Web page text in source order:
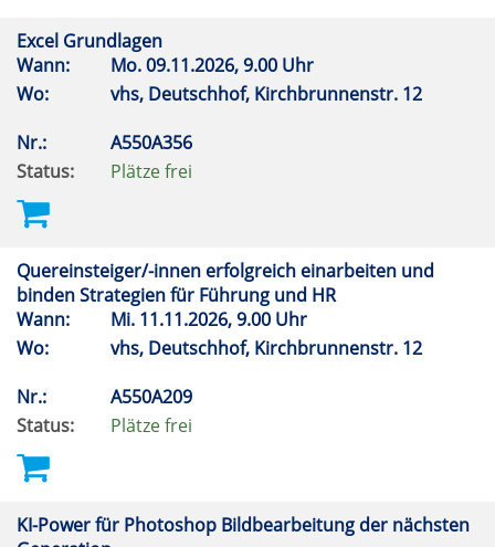
Excel Grundlagen
Wann:
Mo.09.11.2026, 9.00 Uhr
Wo:
vhs, Deutschhof, Kirchbrunnenstr. 12
Nr.:
A550A356
Status:
Plätze frei
Quereinsteiger/-innen erfolgreich einarbeiten und
binden Strategien für Führung und HR
Wann:
Mi. 11.11.2026, 9.00 Uhr
Wo:
vhs, Deutschhof, Kirchbrunnenstr. 12
Nr.:
A550A209
Status:
Plätze frei
KI-Power für Photoshop Bildbearbeitung der nächsten